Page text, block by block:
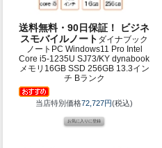
送料無料・90日保証！ ビジネ
スモバイルノート ダイナブック
ノートPC Windows11 Pro Intel
Core i5-1235U SJ73/KY dynabook
メモリ16GB SSD 256GB 13.3イン
チ Bランク
当店特別価格72,727円(税込)